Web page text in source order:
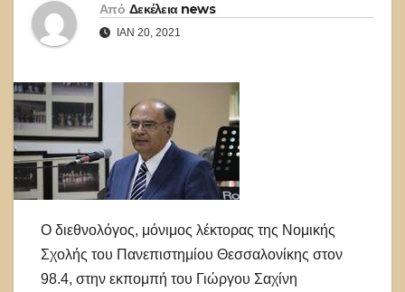
Από Δεκέλεια news
ΙΑΝ 20, 2021
Ο διεθνολόγος, μόνιμος λέκτορας της Νομικής
Σχολής του Πανεπιστημίου Θεσσαλονίκης στον
98.4, στην εκπομπή του Γιώργου Σαχίνη